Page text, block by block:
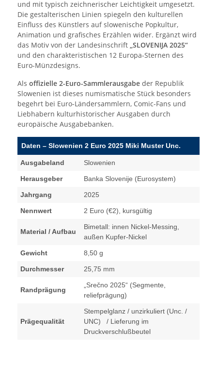
und mit typisch zeichnerischer Leichtigkeit umgesetzt.
Die gestalterischen Linien spiegeln den kulturellen
Einfluss des Künstlers auf slowenische Popkultur,
Animation und grafisches Erzählen wider. Ergänzt wird
das Motiv von der Landesinschrift „SLOVENIJA 2025“
und den charakteristischen 12 Europa-Sternen des
Euro-Münzdesigns.
Als offizielle 2-Euro-Sammlerausgabe der Republik
Slowenien ist dieses numismatische Stück besonders
begehrt bei Euro-Ländersammlern, Comic-Fans und
Liebhabern kulturhistorischer Ausgaben durch
europäische Ausgabebanken.
Daten – Slowenien 2 Euro 2025 Miki Muster Unc.
Ausgabeland Slowenien
Herausgeber Banka Slovenije (Eurosystem)
Jahrgang 2025
Nennwert 2 Euro (€2), kursgültig
Material / Aufbau
Bimetall: innen Nickel-Messing,
außen Kupfer-Nickel
Gewicht 8,50 g
Durchmesser 25,75 mm
Randprägung
„Srečno 2025“ (Segmente,
reliefprägung)
Prägequalität
Stempelglanz / unzirkuliert (Unc. /
UNC) / Lieferung im
Druckverschlußbeutel